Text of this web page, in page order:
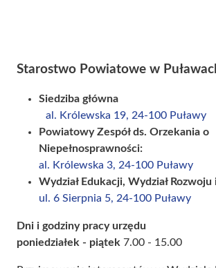
Starostwo Powiatowe w
Siedziba główna
al. Królewska 19, 24-100 Puławy
Powiatowy Zespół ds. Orzekania o
Niepełnosprawności:
al. Królewska 3, 24-100 Puławy
Wydział Edukacji, Wydział
ul. 6 Sierpnia 5, 24-100 Puławy
Dni i godziny pracy urzędu
poniedziałek - piątek 7.00 - 15.00